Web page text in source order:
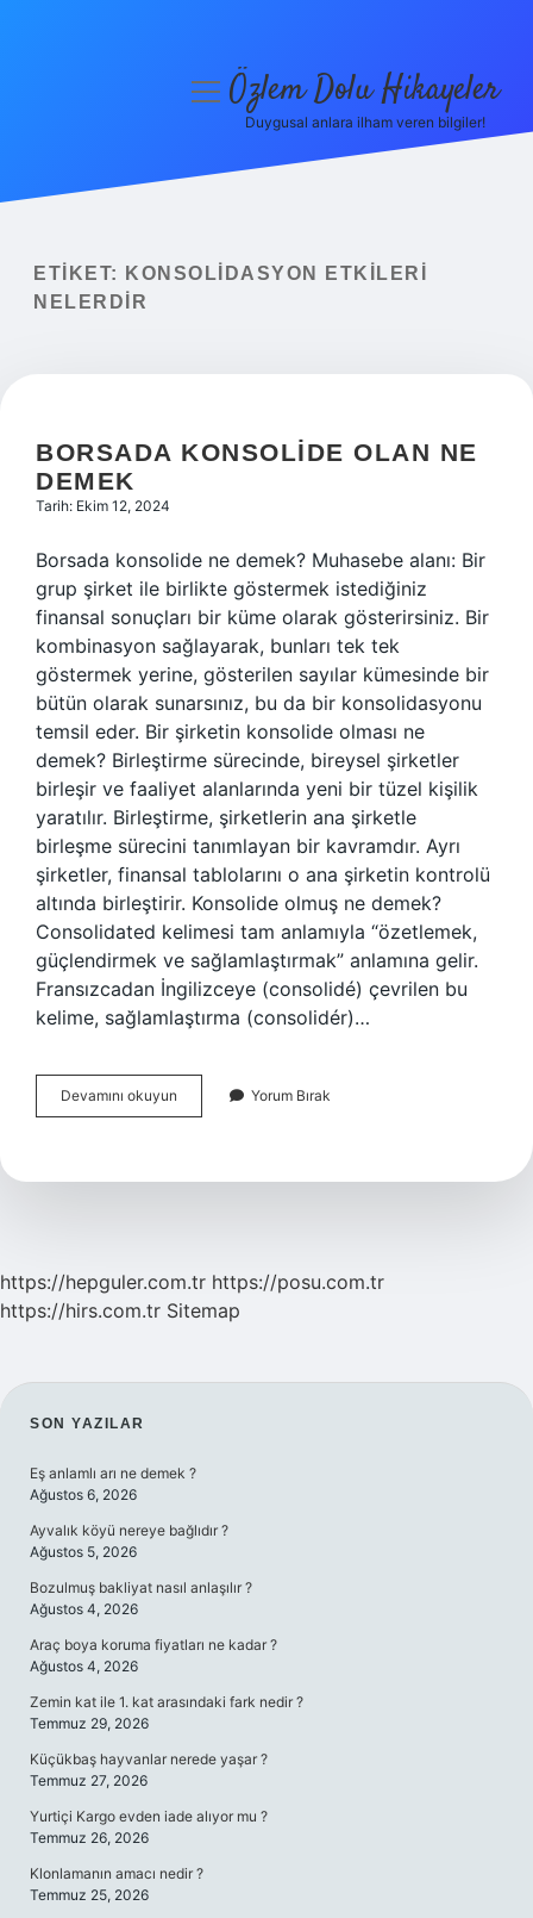
Yasal Uyarı
menüyüÖzlem Dolu Hikayeler
Duygusal anlara ilham veren bilgiler!
ETIKET:
KONSOLIDASYON ETKILERI
NELERDIR
BORSADA KONSOLIDE OLAN NE
DEMEK
Tarih: Ekim 12, 2024
Borsada konsolide ne demek? Muhasebe alanı: Bir
grup şirket ile birlikte göstermek istediğiniz
finansal sonuçları bir küme olarak gösterirsiniz. Bir
kombinasyon sağlayarak, bunları tek tek
göstermek yerine, gösterilen sayılar kümesinde bir
bütün olarak sunarsınız, bu da bir konsolidasyonu
temsil eder. Bir şirketin konsolide olması ne
demek? Birleştirme sürecinde, bireysel şirketler
birleşir ve faaliyet alanlarında yeni bir tüzel kişilik
yaratılır. Birleştirme, şirketlerin ana şirketle
birleşme sürecini tanımlayan bir kavramdır. Ayrı
şirketler, finansal tablolarını o ana şirketin kontrolü
altında birleştirir. Konsolide olmuş ne demek?
Consolidated kelimesi tam anlamıyla “özetlemek,
güçlendirmek ve sağlamlaştırmak” anlamına gelir.
Fransızcadan İngilizceye (consolidé) çevrilen bu
kelime, sağlamlaştırma (consolidér)…
Devamını okuyun Borsada
Konsolide
Demek
Yorum Bırak
https://hepguler.com.tr https://posu.com.tr
https://hirs.com.tr Sitemap
SIDEBAR
SON YAZILAR
Eş anlamlı arı ne demek ?
Ağustos 6, 2026
Ayvalık köyü nereye bağlıdır ?
Ağustos 5, 2026
Bozulmuş bakliyat nasıl anlaşılır ?
Ağustos 4, 2026
Araç boya koruma fiyatları ne kadar ?
Ağustos 4, 2026
Zemin kat ile 1. kat arasındaki fark nedir ?
Temmuz 29, 2026
Küçükbaş hayvanlar nerede yaşar ?
Temmuz 27, 2026
Yurtiçi Kargo evden iade alıyor mu ?
Temmuz 26, 2026
Klonlamanın amacı nedir ?
Temmuz 25, 2026